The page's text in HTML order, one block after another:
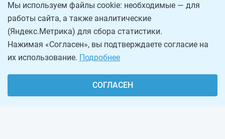
Мы используем файлы cookie: необходимые — для
работы сайта, а также аналитические
(Яндекс.Метрика) для сбора статистики.
Нажимая «Согласен», вы подтверждаете согласие на
их использование. Подробнее
СОГЛАСЕН